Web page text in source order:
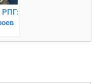
РПГ: